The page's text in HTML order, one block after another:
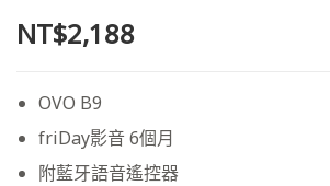
NT$2,188
OVO B9
friDay影音 6個月
附藍牙語音遙控器